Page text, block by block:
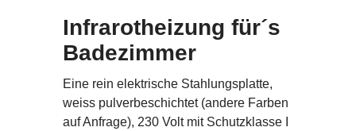
Infrarotheizung für´s
Badezimmer
Eine rein elektrische Stahlungsplatte,
weiss pulverbeschichtet (andere Farben
auf Anfrage), 230 Volt mit Schutzklasse I